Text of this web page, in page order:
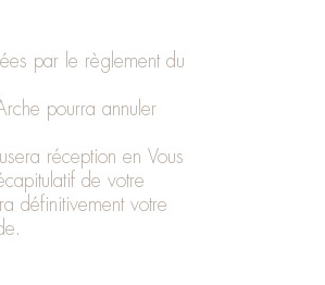
par le règlement du
pourra annuler
réception en Vous
de votre
définitivement votre